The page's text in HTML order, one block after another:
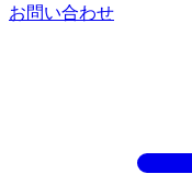
お問い合わせ